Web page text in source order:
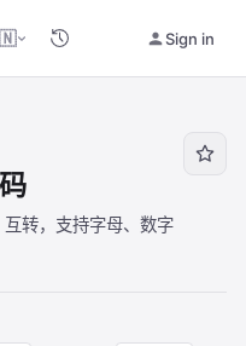
Sign in
转，支持字母、数字